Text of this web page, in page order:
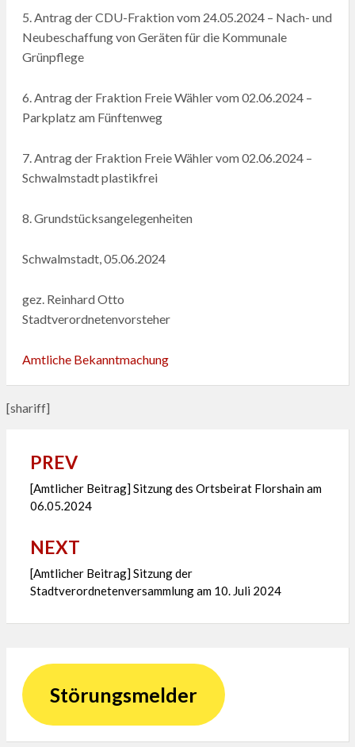
5. Antrag der CDU-Fraktion vom 24.05.2024 – Nach- und
Neubeschaffung von Geräten für die Kommunale
Grünpflege
6. Antrag der Fraktion Freie Wähler vom 02.06.2024 –
Parkplatz am Fünftenweg
7. Antrag der Fraktion Freie Wähler vom 02.06.2024 –
Schwalmstadt plastikfrei
8. Grundstücksangelegenheiten
Schwalmstadt, 05.06.2024
gez. Reinhard Otto
Stadtverordnetenvorsteher
Amtliche Bekanntmachung
[shariff]
Beitragsnavigation
PREV
[Amtlicher Beitrag] Sitzung des Ortsbeirat Florshain am
06.05.2024
NEXT
[Amtlicher Beitrag] Sitzung der
Stadtverordnetenversammlung am 10. Juli 2024
Störungsmelder